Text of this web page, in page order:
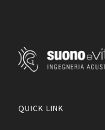
QUICK LINK